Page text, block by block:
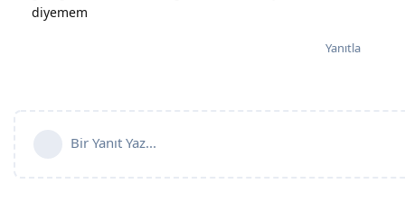
diyemem
Yanıtla
Bir Yanıt Yaz...